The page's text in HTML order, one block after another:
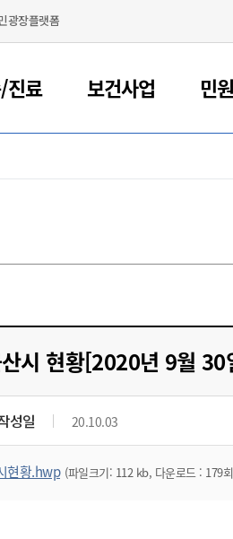
광장플랫폼
진료 보건사업 민
시 현황[2020년 9월
성일 20.10.03
현황.hwp (파일크기: 112 kb, 다운로드 : 179